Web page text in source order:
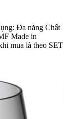
Đa năng Chất
Made in
mua là theo SET